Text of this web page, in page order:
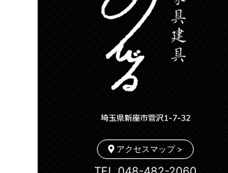
アクセスマップ >